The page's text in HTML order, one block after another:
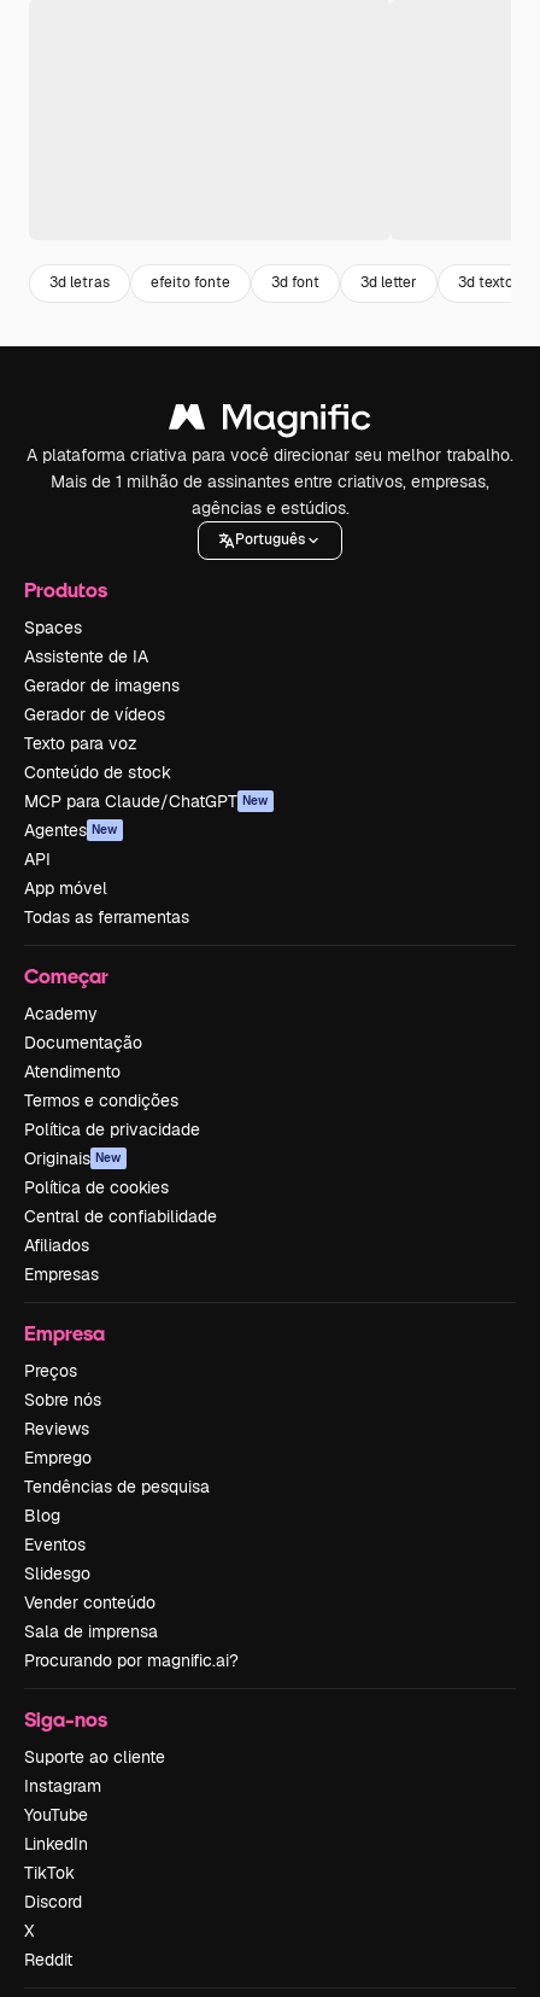
3d letras efeito fonte 3d font 3d letter 3d texto
A plataforma criativa para você direcionar seu melhor trabalho.
Mais de 1 milhão de assinantes entre criativos, empresas,
agências e estúdios.
Português
Produtos
Spaces
Assistente de IA
Gerador de imagens
Gerador de vídeos
Texto para voz
Conteúdo de stock
MCP para Claude/ChatGPT New
Agentes New
API
App móvel
Todas as ferramentas
Começar
Academy
Documentação
Atendimento
Termos e condições
Política de privacidade
Originais New
Política de cookies
Central de confiabilidade
Afiliados
Empresas
Empresa
Preços
Sobre nós
Reviews
Emprego
Tendências de pesquisa
Blog
Eventos
Slidesgo
Vender conteúdo
Sala de imprensa
Procurando por magnific.ai?
Siga-nos
Suporte ao cliente
Instagram
YouTube
LinkedIn
TikTok
Discord
X
Reddit